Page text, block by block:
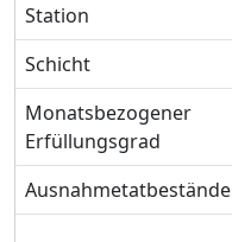
Station
Schicht
Monatsbezogener
Erfüllungsgrad
Ausnahmetatbestände